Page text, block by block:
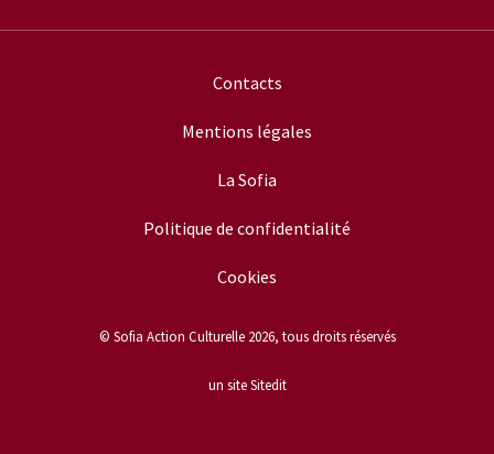
Contacts
Mentions légales
La Sofia
Politique de confidentialité
Cookies
© Sofia Action Culturelle 2026, tous droits réservés
un site Sitedit